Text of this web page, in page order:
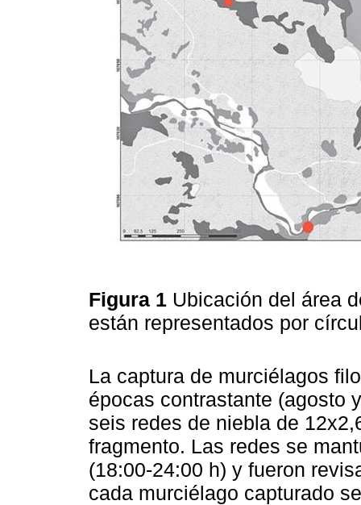
Figura 1 Ubicación del área
están representados por
La captura de murciélagos
épocas contrastante (agosto
seis redes de niebla de
fragmento. Las redes se
(18:00-24:00 h) y fueron
cada murciélago capturado